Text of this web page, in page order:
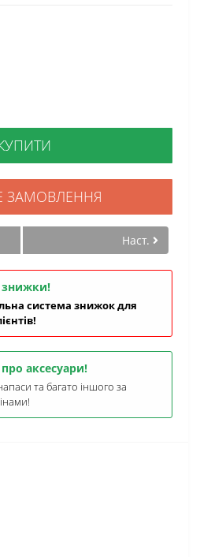
ЗАМОВЛЕННЯ
Наст.
система знижок для
аксесуари!
та багато іншого за